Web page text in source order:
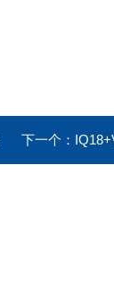
下一个：